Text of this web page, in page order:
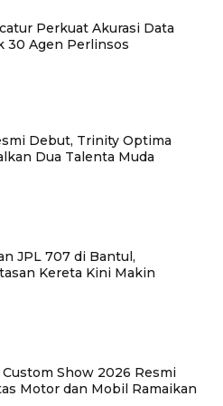
Perkuat Akurasi Data
30 Agen Perlinsos
Debut, Trinity Optima
Dua Talenta Muda
JPL 707 di Bantul,
Kereta Kini Makin
Show 2026 Resmi
Motor dan Mobil Ramaikan